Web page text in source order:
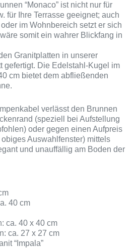
“Monaco” ist nicht nur für
für Ihre Terrasse geeignet; auch
im Wohnbereich setzt er sich
somit ein wahrer Blickfang in
Granitplatten in unserer
gefertigt. Die Edelstahl-Kugel im
cm bietet dem abfließenden
verlässt den Brunnen
(speziell bei Aufstellung
oder gegen einen Aufpreis
Auswahlfenster) mittels
und unauffällig am Boden der
40 cm
ca. 40 x 40 cm
ca. 27 x 27 cm
“Impala”